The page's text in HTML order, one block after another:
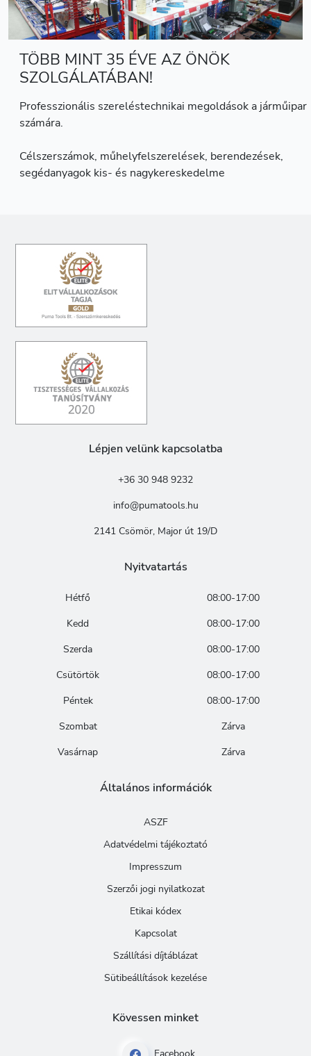
TÖBB MINT 35 ÉVE AZ ÖNÖK
SZOLGÁLATÁBAN!
Professzionális szereléstechnikai megoldások a járműipar
számára.
Célszerszámok, műhelyfelszerelések, berendezések,
segédanyagok kis- és nagykereskedelme
Lépjen velünk kapcsolatba
+36 30 948 9232
info@pumatools.hu
2141 Csömör, Major út 19/D
Nyitvatartás
Hétfő
08:00-17:00
Kedd
08:00-17:00
Szerda
08:00-17:00
Csütörtök
08:00-17:00
Péntek
08:00-17:00
Szombat
Zárva
Vasárnap
Zárva
Általános információk
ASZF
Adatvédelmi tájékoztató
Impresszum
Szerzői jogi nyilatkozat
Etikai kódex
Kapcsolat
Szállítási díjtáblázat
Sütibeállítások kezelése
Kövessen minket